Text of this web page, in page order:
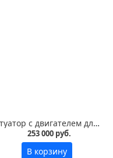
Актуатор с двигателем для инкубатора Pas Reform
253 000 руб.
В корзину